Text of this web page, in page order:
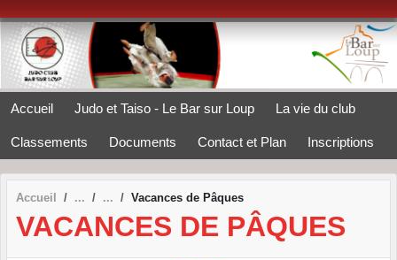
Accueil Judo et Taiso - Le Bar sur Loup La vie du club
Classements Documents Contact et Plan Inscriptions
Accueil Vacances de Pâques
VACANCES DE PÂQUES